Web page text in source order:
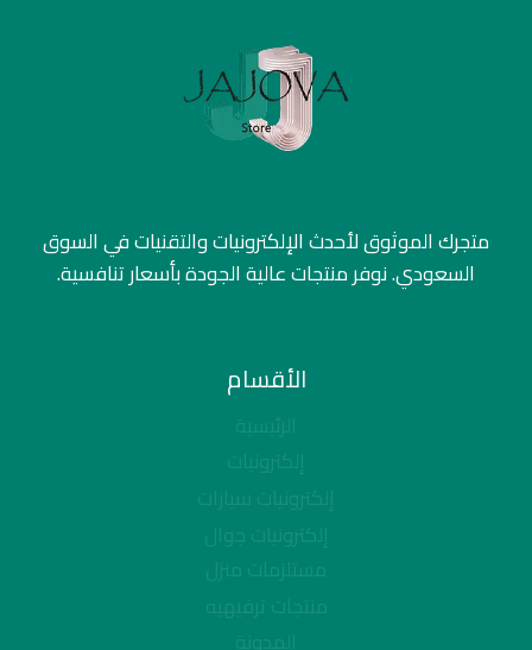
متجرك الموثوق لأحدث الإلكترونيات والتقنيات في السوق
السعودي. نوفر منتجات عالية الجودة بأسعار تنافسية.
الأقسام
الرئيسية
إلكترونيات
إلكترونيات سيارات
إلكترونيات جوال
مستلزمات منزل
منتجات ترفيهيه